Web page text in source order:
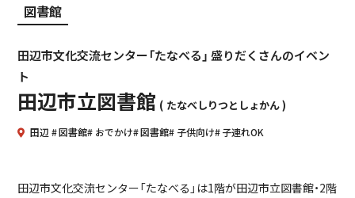
図書館
田辺市文化交流センター「たなべる」 盛りだくさんのイベン
ト
田辺市立図書館 たなべしりつとしょかん
田辺 図書館 おでかけ 図書館 子供向け 子連れOK
田辺市文化交流センター「たなべる」は1階が田辺市立図書館・2階